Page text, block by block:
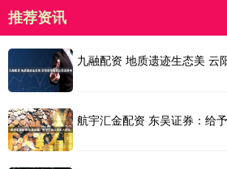
推荐资讯
九融配资 地质遗迹生态美 云
航宇汇金配资 东吴证券：给